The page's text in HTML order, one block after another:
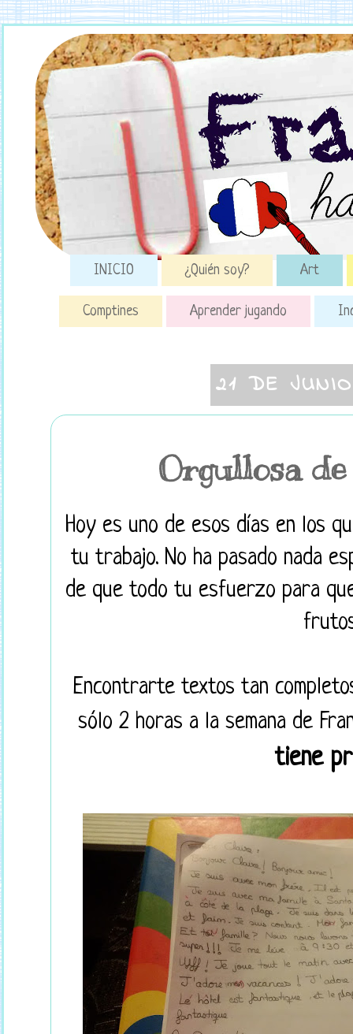
INICIO ¿Quién soy? Art
Comptines Aprender jugando
21 DE
Orgullosa
Hoy es uno de esos días en los
tu trabajo. No ha pasado nada
de que todo tu esfuerzo para
Encontrarte textos tan
sólo 2 horas a la semana de
tiene